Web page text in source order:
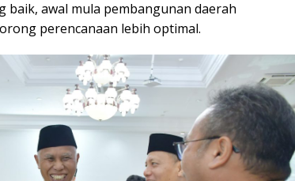
baik, awal mula pembangunan daerah
perencanaan lebih optimal.